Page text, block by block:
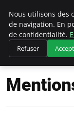
Accueil Mentions
Nous utilisons des
de navigation. En
de confidentialité.
Refuser